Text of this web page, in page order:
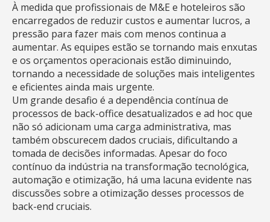
À medida que profissionais de M&E e hoteleiros são
encarregados de reduzir custos e aumentar lucros, a
pressão para fazer mais com menos continua a
aumentar. As equipes estão se tornando mais enxutas
e os orçamentos operacionais estão diminuindo,
tornando a necessidade de soluções mais inteligentes
e eficientes ainda mais urgente.
Um grande desafio é a dependência contínua de
processos de back-office desatualizados e ad hoc que
não só adicionam uma carga administrativa, mas
também obscurecem dados cruciais, dificultando a
tomada de decisões informadas. Apesar do foco
contínuo da indústria na transformação tecnológica,
automação e otimização, há uma lacuna evidente nas
discussões sobre a otimização desses processos de
back-end cruciais.